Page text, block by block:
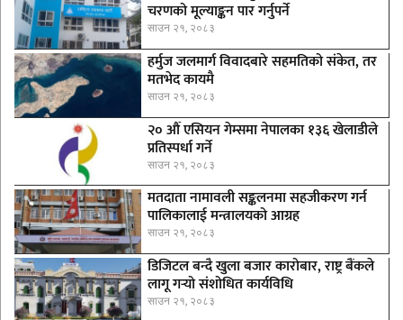
चरणको मूल्याङ्कन पार गर्नुपर्ने
साउन २१, २०८३
हर्मुज जलमार्ग विवादबारे सहमतिको संकेत, तर
मतभेद कायमै
साउन २१, २०८३
२० औँ एसियन गेम्समा नेपालका १३६ खेलाडीले
प्रतिस्पर्धा गर्ने
साउन २१, २०८३
मतदाता नामावली सङ्कलनमा सहजीकरण गर्न
पालिकालाई मन्त्रालयको आग्रह
साउन २१, २०८३
डिजिटल बन्दै खुला बजार कारोबार, राष्ट्र बैंकले
लागू गर्‍यो संशोधित कार्यविधि
साउन २१, २०८३